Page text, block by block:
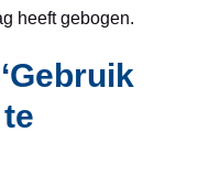
heeft gebogen.